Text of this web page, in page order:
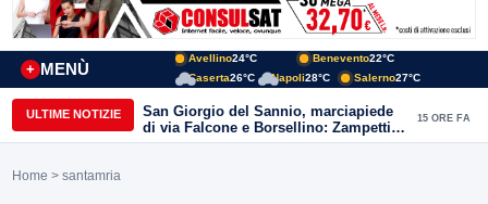
MENÙ
+
Avellino24°C Benevento22°C
Caserta26°C Napoli28°C Salerno27°C
ULTIME NOTIZIE
San Giorgio del Sannio, marciapiede
di via Falcone e Borsellino: Zampetti e
Lombardi replicano alle polemiche
15 ORE FA
Home > santamria